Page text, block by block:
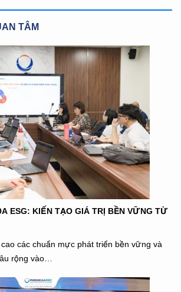
TÂM
ESG: KIẾN TẠO GIÁ TRỊ BỀN VỮNG TỪ
các chuẩn mực phát triển bền vững và
rộng vào…